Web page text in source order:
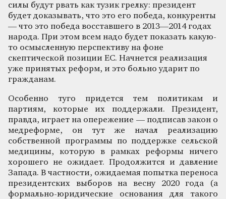
силы будут рвать как тузик грелку: президент
будет доказывать, что это его победа, конкуренты
— что это победа восставшего в 2013—2014 годах
народа. При этом всем надо будет показать какую-
то осмысленную перспективу на фоне
скептической позиции ЕС. Начнется реализация
уже принятых реформ, и это больно ударит по
гражданам.
Особенно туго придется тем политикам и
партиям, которые их поддержали. Президент,
правда, играет на опережение — подписав закон о
медреформе, он тут же начал реализацию
собственной программы по поддержке сельской
медицины, которую в рамках реформы ничего
хорошего не ожидает. Продолжится и давление
Запада. В частности, ожидаемая попытка переноса
президентских выборов на весну 2020 года (а
формально-юридические основания для такого